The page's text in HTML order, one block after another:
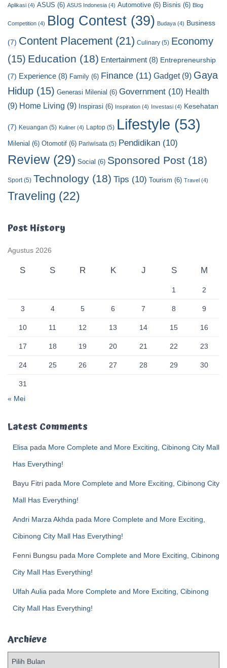
a
e
g
r
y
Aplikasi (4) ASUS (6) ASUS Indonesia (4) Automotive (6) Bisnis (6) Blog
Competition (4) Blog Contest (39) Budaya (4) Business
(7) Content Placement (21) Culinary (5) Economy
(15) Education (18) Entertainment (8) Entrepreneurship
(7) Experience (8) Family (6) Finance (11) Gadget(9) Gaya
Hidup (15) Generasi Milenial (6) Government (10) Health
(9) Home Living (9) Inspirasi (6) Inspiration (4) Investasi (4) Kesehatan
(7) Keuangan (5) Kuliner (4) Laptop (5) Lifestyle (53)
Milenial (6) Otomotif (6) Pariwisata (5) Pendidikan (10)
Review (29) Social (6) Sponsored Post (18)
Sport(5) Technology (18) Tips (10) Tourism (6) Travel (4)
Traveling (22)
Post History
Agustus 2026
S S R K J S M
1 2
3 4 5 6 7 8 9
10 11 12 13 14 15 16
17 18 19 20 21 22 23
24 25 26 27 28 29 30
31
« Mei
Latest Comments
Elisa pada More Complete and More Exciting, Cibinong City Mall
Has Everything!
Bayu Fitri pada More Complete and More Exciting, Cibinong City
Mall Has Everything!
Andri Marza Akhda pada More Complete and More Exciting,
Cibinong City Mall Has Everything!
Fenni Bungsu pada More Complete and More Exciting, Cibinong
City Mall Has Everything!
Ulfah Aulia pada More Complete and More Exciting, Cibinong
City Mall Has Everything!
Archieve